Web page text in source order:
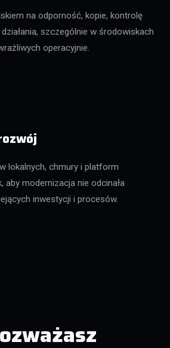
na odporność, kopie, kontrolę
szczególnie w środowiskach
operacyjnie.
lokalnych, chmury i platform
aby modernizacja nie odcinała
inwestycji i procesów.